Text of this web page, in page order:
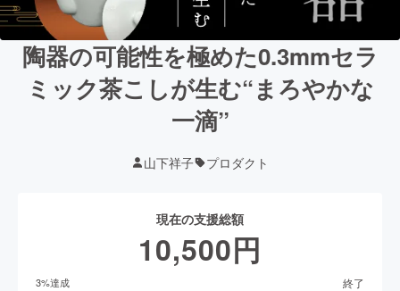
陶器の可能性を極めた0.3mmセラ
ミック茶こしが生む“まろやかな
一滴”
山下祥子 プロダクト
現在の支援総額
10,500円
3%達成 終了